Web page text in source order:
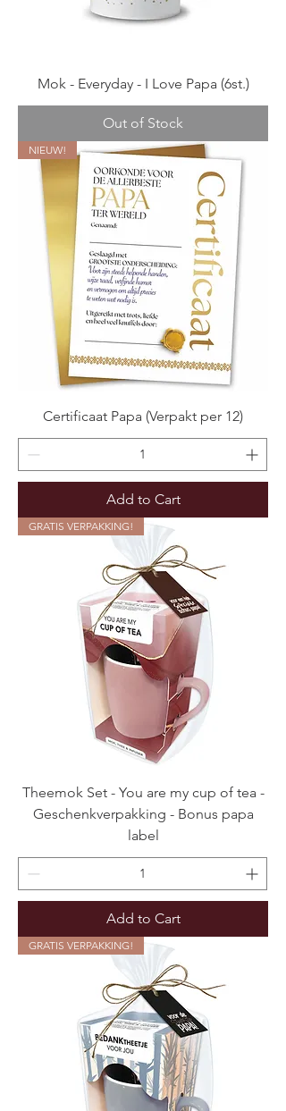
Mok - Everyday - I Love Papa (6st.)
Out of Stock
NIEUW!
Certificaat Papa (Verpakt per 12)
Add to Cart
GRATIS VERPAKKING!
Theemok Set - You are my cup of tea -
Geschenkverpakking - Bonus papa
label
Add to Cart
GRATIS VERPAKKING!